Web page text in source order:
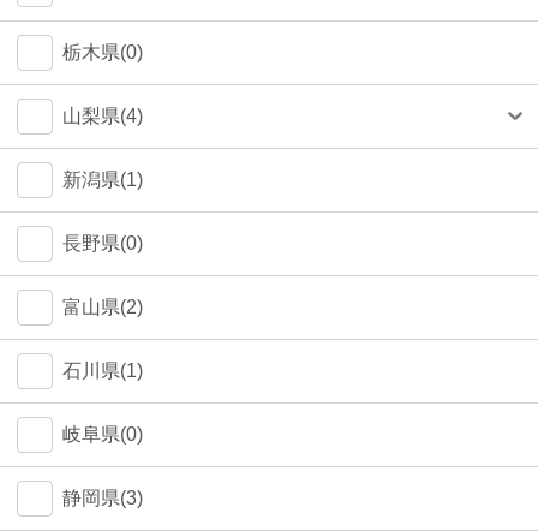
栃木県(0)
山梨県(4)
甲府市(4)
新潟県(1)
長野県(0)
富山県(2)
石川県(1)
岐阜県(0)
静岡県(3)